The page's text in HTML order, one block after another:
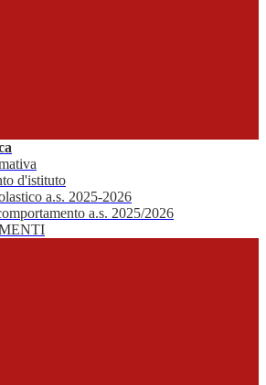
d'istituto
a.s. 2025-2026
a.s. 2025/2026